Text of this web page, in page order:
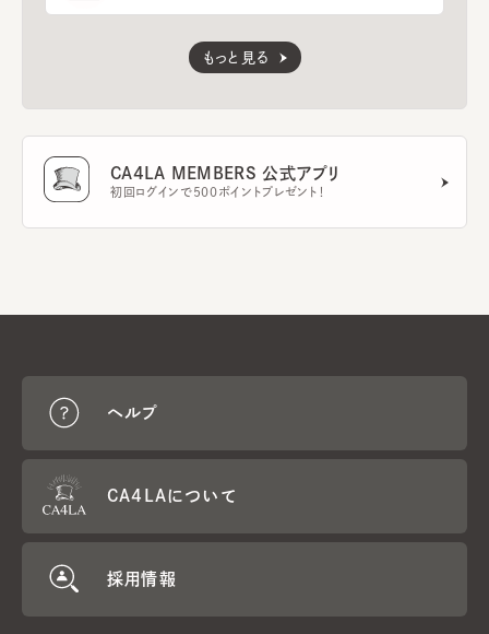
もっと見る
CA4LA MEMBERS 公式アプリ
初回ログインで500ポイントプレゼント！
ヘルプ
CA4LAについて
採用情報